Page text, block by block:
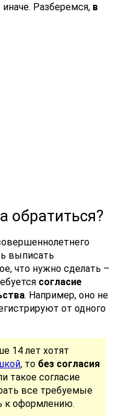
Разберемся, в
обратиться?
выписать
что нужно сделать –
согласие
. Например, оно не
от одного
14 лет хотят
, то без согласия
такое согласие
все требуемые
к оформлению.